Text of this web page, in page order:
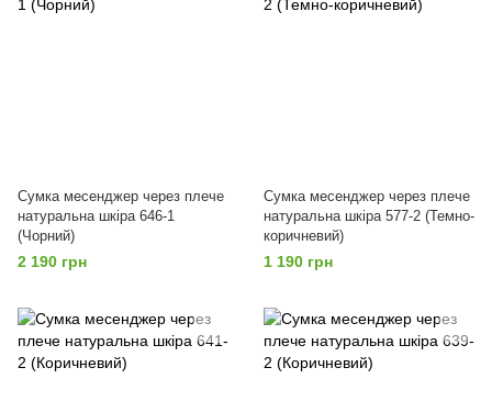
Сумка месенджер через плече
натуральна шкіра 646-1
(Чорний)
2 190 грн
Сумка месенджер через плече
натуральна шкіра 577-2 (Темно-
коричневий)
1 190 грн